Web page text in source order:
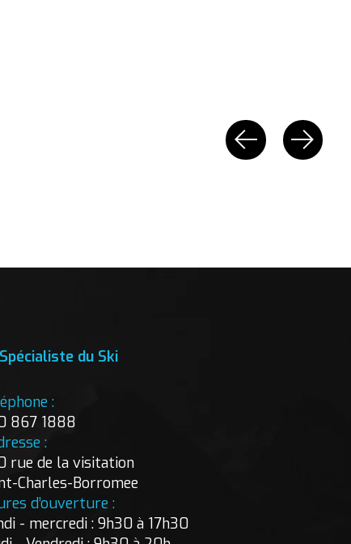
du Ski
:
867 1888
:
rue de la visitation
Charles-Borromee
d’ouverture :
- mercredi : 9h30 à 17h30